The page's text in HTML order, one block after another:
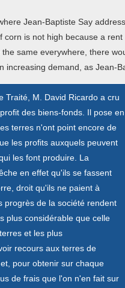
Jean-Baptiste Say
corn is not high because a
same everywhere, there
increasing demand, as Jean-
Traité, M. David Ricardo a cru
des biens-fonds. Il pose en
terres n'ont point encore de
les profits auxquels peuvent
les font produire. La
en effet qu'ils se fassent
droit qu'ils ne paient à
progrès de la société rendent
plus considérable que celle
et les plus
recours aux terres de
pour obtenir sur chaque
de frais que l'on n'en fait sur